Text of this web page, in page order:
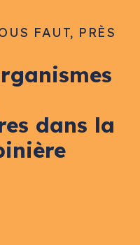
FAUT, PRÈS
dans la